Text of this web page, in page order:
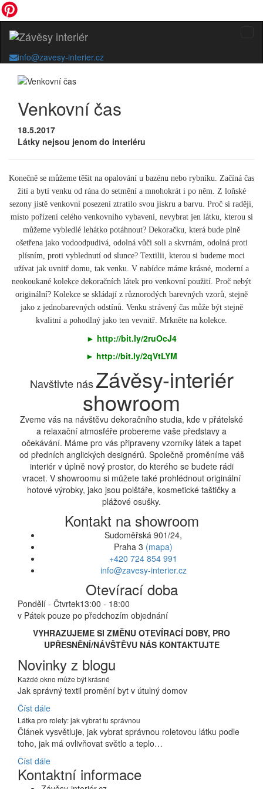
info@zavesy-interier.cz
Venkovní čas
18.5.2017
Látky nejsou jenom do interiéru
Konečně se můžeme těšit na opalování u bazénu nebo rybníku. Začíná čas
žití a bytí venku od rána do setmění a mnohokrát i po něm. Z loňské
sezony jistě venkovní posezení ztratilo svou jiskru a barvu. Proč si raději,
místo pořízení celého venkovního vybavení, nevybrat jen látku, kterou si
můžeme vybledlé lehátko potáhnout? Dekoračku, která bude plně
ošetřena jako vodoodpudivá, odolná vůči soli a skvrnám, odolná proti
plísním, proti vyblednutí od slunce? Textilii, kterou si budeme moci
užívat jak uvnitř domu, tak venku. V nabídce máme krásné, moderní a
neokoukané kolekce dekoračních látek pro venkovní použití. Proč nebýt
originální? Kolekce se skládají z různorodých barevných vzorů, stejně
jako z jednobarevných odstínů. Venku strávený čas může být stejně
kvalitní a pohodlný jako ten vevnitř. Mrkněte na kolekce.
► http://bit.ly/2ruOcJ4
► http://bit.ly/2qVtLYM
Navštivte nás Závěsy-interiér
showroom
Zveme vás na návštěvu dekoračního studia, kde v přátelské
a relaxační atmosféře probereme vaše představy a
očekávání. Máme pro vás připraveny vzorníky látek a tapet
od předních anglických designérů. Společně proměníme váš
interiér v úplně nový prostor, do kterého se budete rádi
vracet. V showroomu si můžete také prohlédnout originální
hotové výrobky, jako jsou polštáře, kosmetické taštičky a
plážové osušky.
Kontakt na showroom
Sudoměřská 901/24,
Praha 3 (mapa)
+420 724 854 991
info@zavesy-interier.cz
Otevírací doba
Pondělí - Čtvrtek13:00 - 18:00
v Pátek pouze po předchozím objednání
VYHRAZUJEME SI ZMĚNU OTEVÍRACÍ DOBY, PRO
UPŘESNĚNÍ/NÁVŠTĚVU NÁS KONTAKTUJTE
Novinky z blogu
Každé okno může být krásné
Jak správný textil promění byt v útulný domov
Číst dále
Látka pro rolety: jak vybrat tu správnou
Článek vysvětluje, jak vybrat správnou roletovou látku podle
toho, jak má ovlivňovat světlo a teplo…
Číst dále
Kontaktní informace